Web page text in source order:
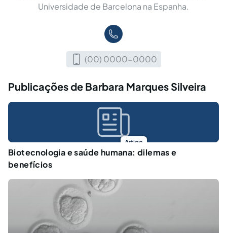
Universidade de Barcelona na Espanha.
(00) 0000-0000
Publicações de Barbara Marques Silveira
Artigo
Biotecnologia e saúde humana: dilemas e
benefícios